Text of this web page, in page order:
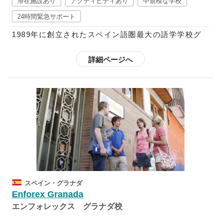
イン語を学べるコースや、インターンシップ・ボラン
ティアに参加できるプログラムなども用意されている
ので、初心者～上級者までしっかりと学ぶことができ
祭日以外は開講しているので、スペインの多彩なお祭
りやイベントの開催期間中に特別アクティビティへ参
加することも可能です。さらに、都市によって魅力が
それぞれ異なるスペインを満喫されたい方は、「転校
制度」を利用することも可能です。
24時間緊急サポート
1989年に創立されたスペイン語圏最大の語学学校グ
国に21校の校舎を展開しており、毎年世界52ヶ国か
スペイン語で快適なコミュニケーションを図り、スペ
イン語で自身の考えを他人に理解してもらえることを
ゴールとしているエンフォレックスの教育プログラム
では、スパ隠語習得に不可欠な要素である文法や読
解、筆記、リスニング、会話がカリキュラムに含まれ
ています。また、コミュニケーションを円滑にするべ
く、その国の文化を学ぶよう推奨しており、映画、文
回の文化レッスンが含まれたコースも設けています。
さらに、スペイン語+αのコースも多数用意されてい
るので、フラメンコや料理など学ぶことも可能です。
詳細ページへ
スペイン・グラナダ
Enforex Granada
エンフォレックス グラナダ校